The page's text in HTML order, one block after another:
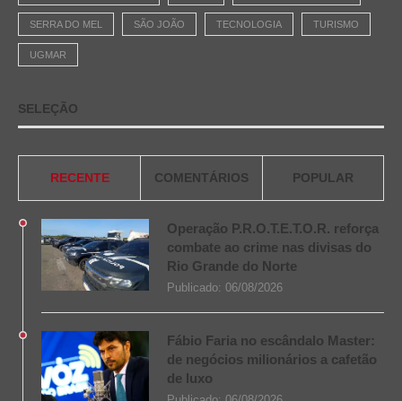
SERRA DO MEL SÃO JOÃO TECNOLOGIA TURISMO
UGMAR
SELEÇÃO
RECENTE COMENTÁRIOS POPULAR
Operação P.R.O.T.E.T.O.R. reforça
combate ao crime nas divisas do
Rio Grande do Norte
Publicado: 06/08/2026
Fábio Faria no escândalo Master:
de negócios milionários a cafetão
de luxo